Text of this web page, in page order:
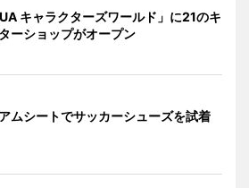
キャラクターズワールド」に21のキ
ーショップがオープン
ムシートでサッカーシューズを試着